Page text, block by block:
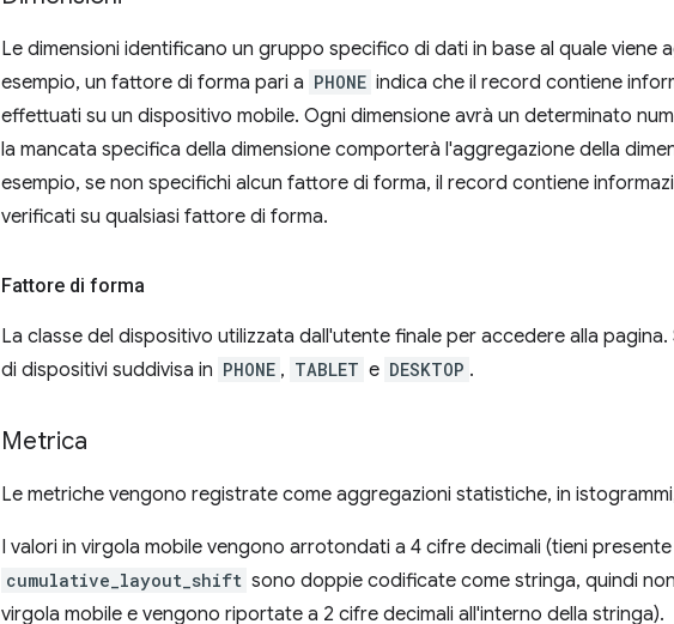
Le dimensioni identificano un gruppo specifico di dati in base al quale viene
esempio, un fattore di forma pari a PHONE indica che il record contiene
effettuati su un dispositivo mobile. Ogni dimensione avrà un determinato
la mancata specifica della dimensione comporterà l'aggregazione della
esempio, se non specifichi alcun fattore di forma, il record contiene
verificati su qualsiasi fattore di forma.
Fattore di forma
La classe del dispositivo utilizzata dall'utente finale per accedere alla pagina.
di dispositivi suddivisa in PHONE , TABLET e DESKTOP .
Metrica
Le metriche vengono registrate come aggregazioni statistiche, in
I valori in virgola mobile vengono arrotondati a 4 cifre decimali (tieni presente
cumulative_layout_shift sono doppie codificate come stringa, quindi
virgola mobile e vengono riportate a 2 cifre decimali all'interno della stringa).